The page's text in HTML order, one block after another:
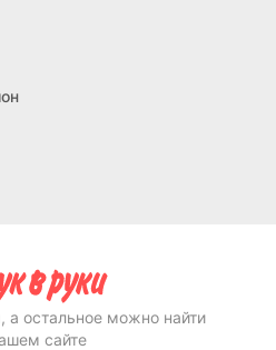
а остальное можно найти
сайте